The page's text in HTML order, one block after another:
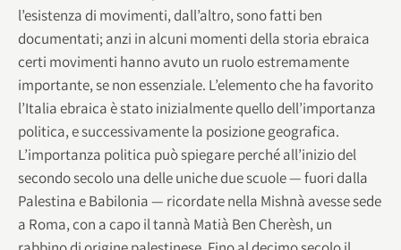
l’esistenza di movimenti, dall’altro, sono fatti ben
documentati; anzi in alcuni momenti della storia ebraica
certi movimenti hanno avuto un ruolo estremamente
importante, se non essenziale. L’elemento che ha favorito
l’Italia ebraica è stato inizialmente quello dell’importanza
politica, e successivamente la posizione geografica.
L’importanza politica può spiegare perché all’inizio del
secondo secolo una delle uniche due scuole — fuori dalla
Palestina e Babilonia — ricordate nella Mishnà avesse sede
a Roma, con a capo il tannà Matià Ben Cherèsh, un